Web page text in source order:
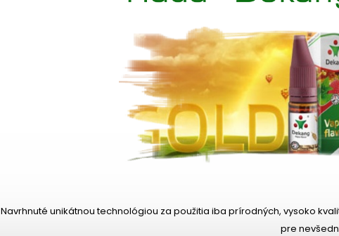
Navrhnuté unikátnou technológiou za použitia iba prírodných, vysoko
pre